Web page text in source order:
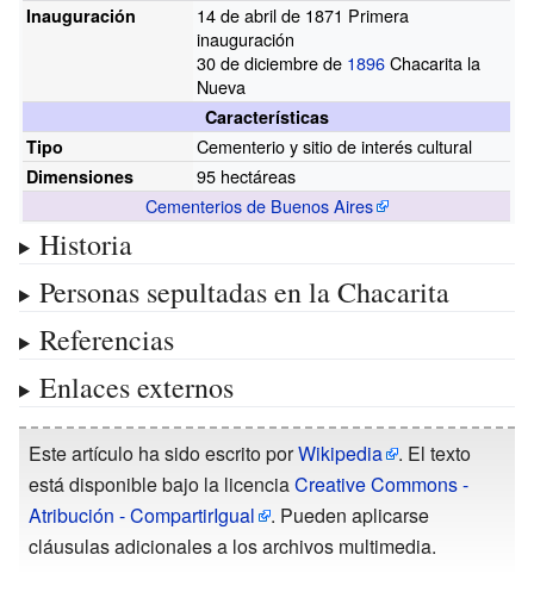
Inauguración
14 de abril de 1871 Primera
inauguración
30 de diciembre de 1896Chacarita la
Nueva
Características
Tipo
Cementerio y sitio de interés cultural
Dimensiones
95 hectáreas
Cementerios de Buenos Aires
Historia
Personas sepultadas en la Chacarita
Referencias
Enlaces externos
Este artículo ha sido escrito porWikipedia
. El texto
está disponible bajo la licenciaCreative Commons -
Atribución - CompartirIgual
. Pueden aplicarse
cláusulas adicionales a los archivos multimedia.